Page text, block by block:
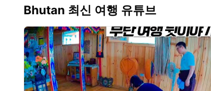
Bhutan 최신 여행 유튜브